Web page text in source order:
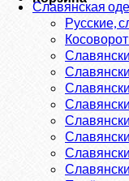
Славянская
Русские,